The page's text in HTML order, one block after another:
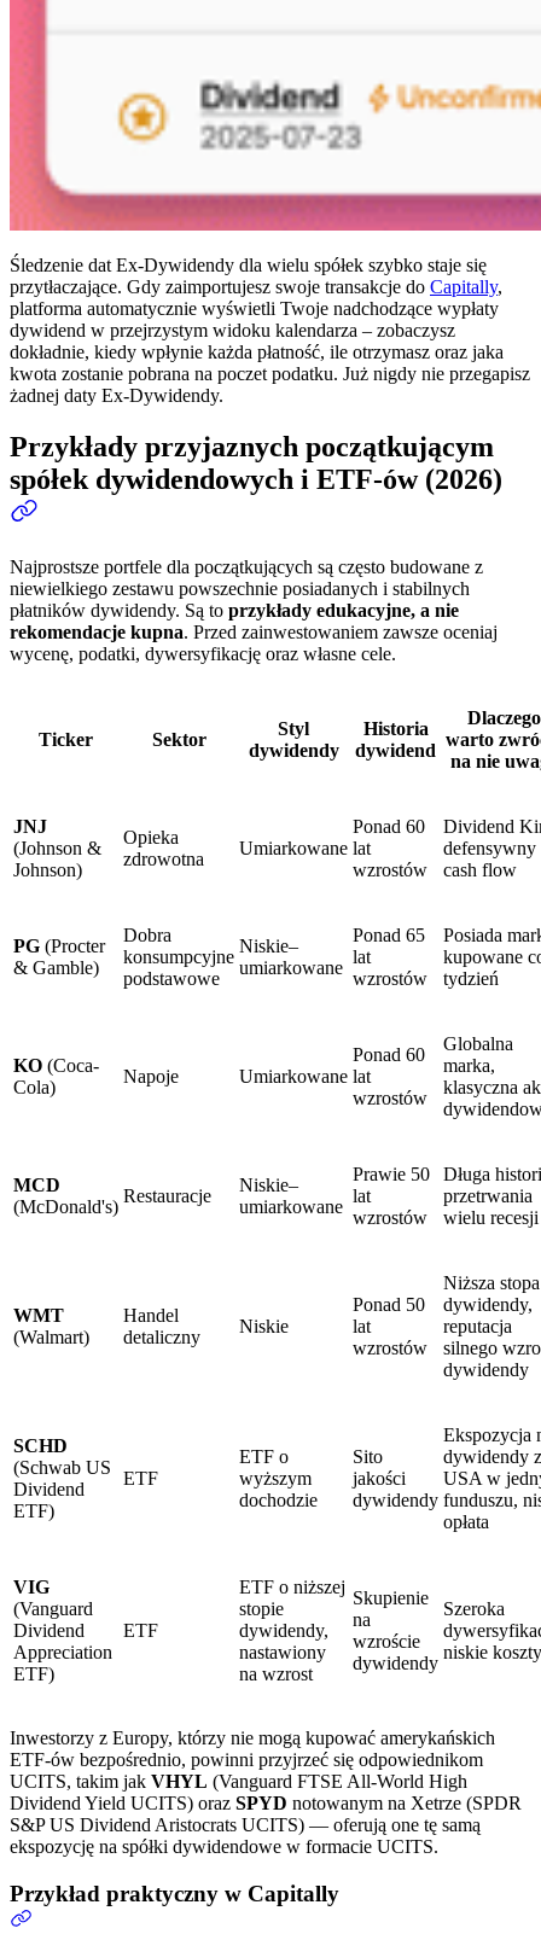
Śledzenie dat Ex-Dywidendy dla wielu spółek szybko staje się
przytłaczające. Gdy zaimportujesz swoje transakcje do Capitally,
platforma automatycznie wyświetli Twoje nadchodzące wypłaty
dywidend w przejrzystym widoku kalendarza – zobaczysz
dokładnie, kiedy wpłynie każda płatność, ile otrzymasz oraz jaka
kwota zostanie pobrana na poczet podatku. Już nigdy nie przegapisz
żadnej daty Ex-Dywidendy.
Przykłady przyjaznych początkującym
spółek dywidendowych i ETF-ów (2026)
Najprostsze portfele dla początkujących są często budowane z
niewielkiego zestawu powszechnie posiadanych i stabilnych
płatników dywidendy. Są to przykłady edukacyjne, a nie
rekomendacje kupna. Przed zainwestowaniem zawsze oceniaj
wycenę, podatki, dywersyfikację oraz własne cele.
Ticker Sektor
Styl
dywidendy
Historia
dywidend
Dlaczego
warto
na nie
JNJ
(Johnson &
Johnson)
Opieka
zdrowotna
Umiarkowane
Ponad 60
lat
wzrostów
Dividend
defensywny
cash flow
PG (Procter
& Gamble)
Dobra
konsumpcyjne
podstawowe
Niskie–
umiarkowane
Ponad 65
lat
wzrostów
Posiada
kupowane
tydzień
KO (Coca-
Cola)
Napoje Umiarkowane
Ponad 60
lat
wzrostów
Globalna
marka,
klasyczna
MCD
(McDonald's)
Restauracje
Niskie–
umiarkowane
Prawie 50
lat
wzrostów
Długa
przetrwania
wielu recesji
WMT
(Walmart)
Handel
detaliczny
Niskie
Ponad 50
lat
wzrostów
Niższa stopa
dywidendy,
reputacja
silnego
dywidendy
SCHD
(Schwab US
Dividend
ETF)
ETF
ETF o
wyższym
dochodzie
Sito
jakości
dywidendy
Ekspozycja
dywidendy z
USA w
funduszu,
opłata
VIG
(Vanguard
Dividend
Appreciation
ETF)
ETF
ETF o niższej
stopie
dywidendy,
nastawiony
na wzrost
Skupienie
na
wzroście
dywidendy
Szeroka
niskie koszty
Inwestorzy z Europy, którzy nie mogą kupować amerykańskich
ETF-ów bezpośrednio, powinni przyjrzeć się odpowiednikom
UCITS, takim jak VHYL (Vanguard FTSE All-World High
Dividend Yield UCITS) oraz SPYD notowanym na Xetrze (SPDR
S&P US Dividend Aristocrats UCITS) — oferują one tę samą
ekspozycję na spółki dywidendowe w formacie UCITS.
Przykład praktyczny w Capitally